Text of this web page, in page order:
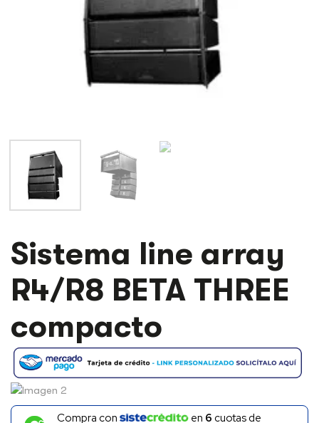
Sistema line array
R4/R8 BETA THREE
compacto
Compra con en 6 cuotas de
SISTEMA
LINE
ARRAY
R4/R8
BETA
COMPACTO
CANTIDAD